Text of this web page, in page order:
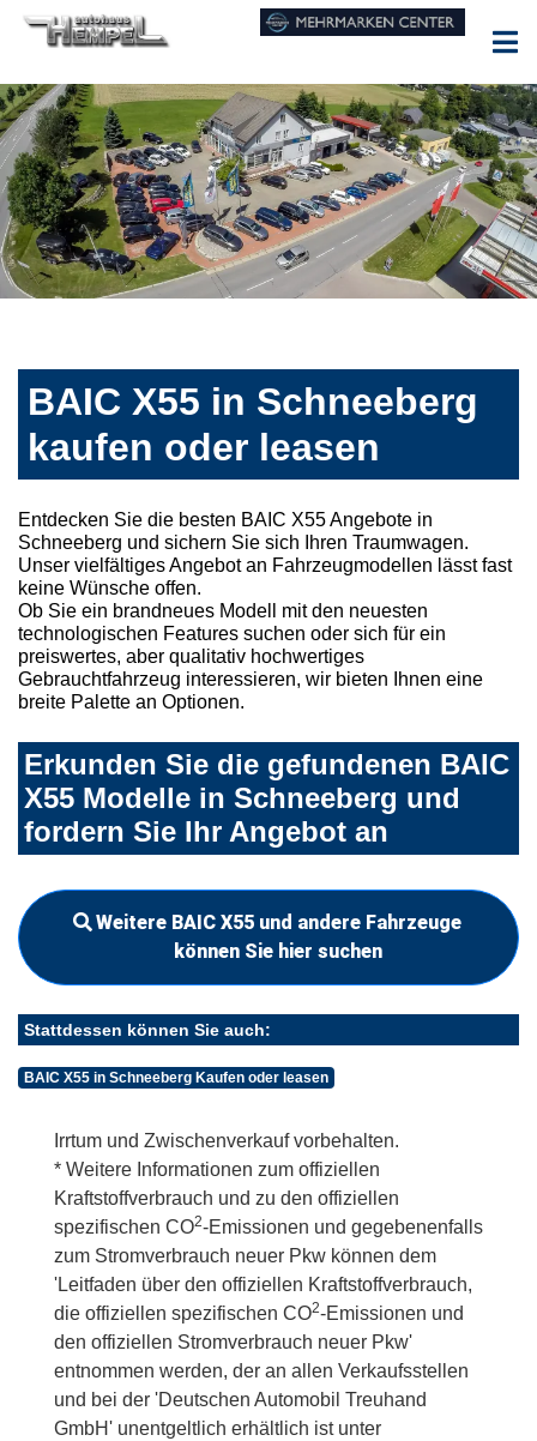
BAIC X55 in Schneeberg
kaufen oder leasen
Entdecken Sie die besten BAIC X55 Angebote in
Schneeberg und sichern Sie sich Ihren Traumwagen.
Unser vielfältiges Angebot an Fahrzeugmodellen lässt fast
keine Wünsche offen.
Ob Sie ein brandneues Modell mit den neuesten
technologischen Features suchen oder sich für ein
preiswertes, aber qualitativ hochwertiges
Gebrauchtfahrzeug interessieren, wir bieten Ihnen eine
breite Palette an Optionen.
Erkunden Sie die gefundenen BAIC
X55 Modelle in Schneeberg und
fordern Sie Ihr Angebot an
Weitere BAIC X55 und andere Fahrzeuge
können Sie hier suchen
Stattdessen können Sie auch:
BAIC X55 in Schneeberg Kaufen oder leasen
Irrtum und Zwischenverkauf vorbehalten.
* Weitere Informationen zum offiziellen
Kraftstoffverbrauch und zu den offiziellen
spezifischen CO2-Emissionen und gegebenenfalls
zum Stromverbrauch neuer Pkw können dem
'Leitfaden über den offiziellen Kraftstoffverbrauch,
die offiziellen spezifischen CO2-Emissionen und
den offiziellen Stromverbrauch neuer Pkw'
entnommen werden, der an allen Verkaufsstellen
und bei der 'Deutschen Automobil Treuhand
GmbH' unentgeltlich erhältlich ist unter